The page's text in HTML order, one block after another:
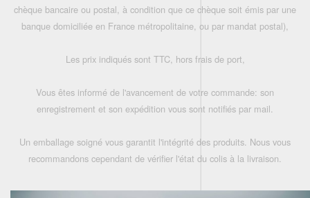
chèque bancaire ou postal, à condition que ce chèque soit émis par une
banque domiciliée en France métropolitaine, ou par mandat postal),
Les prix indiqués sont TTC, hors frais de port,
Vous êtes informé de l'avancement de votre commande: son
enregistrement et son expédition vous sont notifiés par mail.
Un emballage soigné vous garantit l'intégrité des produits. Nous vous
recommandons cependant de vérifier l'état du colis à la livraison.